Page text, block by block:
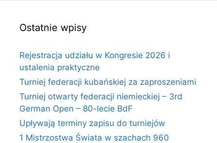
Ostatnie wpisy
Rejestracja udziału w Kongresie 2026 i
ustalenia praktyczne
Turniej federacji kubańskiej za zaproszeniami
Turniej otwarty federacji niemieckiej – 3rd
German Open – 80-lecie BdF
Upływają terminy zapisu do turniejów
1 Mistrzostwa Świata w szachach 960